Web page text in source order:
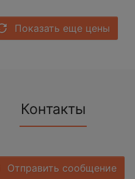
Показать еще цены
Контакты
Отправить сообщение